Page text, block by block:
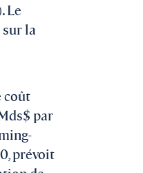
Le
la
coût
par
prévoit